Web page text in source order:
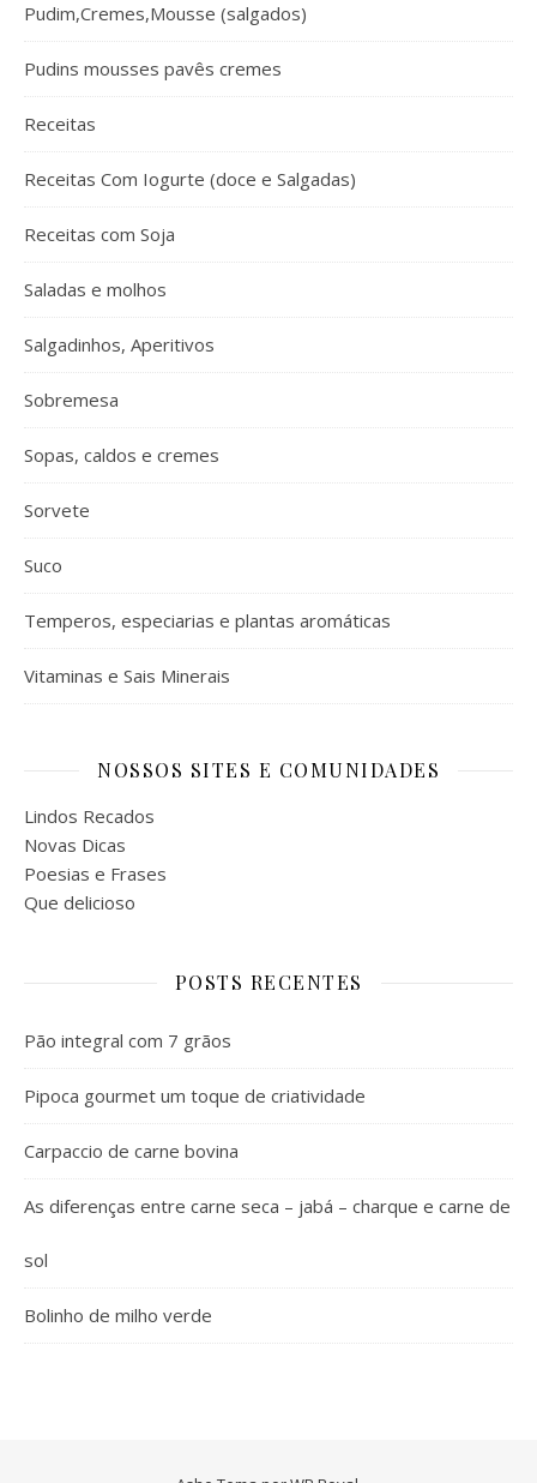
Pudim,Cremes,Mousse (salgados)
Pudins mousses pavês cremes
Receitas
Receitas Com Iogurte (doce e Salgadas)
Receitas com Soja
Saladas e molhos
Salgadinhos, Aperitivos
Sobremesa
Sopas, caldos e cremes
Sorvete
Suco
Temperos, especiarias e plantas aromáticas
Vitaminas e Sais Minerais
NOSSOS SITES E COMUNIDADES
Lindos Recados
Novas Dicas
Poesias e Frases
Que delicioso
POSTS RECENTES
Pão integral com 7 grãos
Pipoca gourmet um toque de criatividade
Carpaccio de carne bovina
As diferenças entre carne seca – jabá – charque e carne de
sol
Bolinho de milho verde